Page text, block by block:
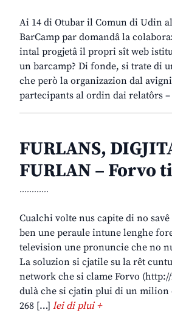
Ai 14 di Otubar il Comun di Udin
BarCamp par domandâ la
intal progjetâ il propri sît web
un barcamp? Di fonde, si trate di
che però la organizazion dal
partecipants al ordin dai relatôrs
FURLANS,
FURLAN – Forvo
............
Cualchi volte nus capite di no
ben une peraule intune lenghe
television une pronuncie che no
La soluzion si cjatile su la rêt
network che si clame Forvo
dulà che si cjatin plui di un
268 […] lei di plui +